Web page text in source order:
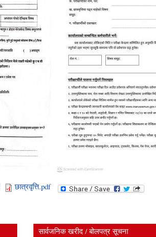
छात्रवृत्ति.pdf
सार्वजनिक खरीद / बोलपत्र सूचना